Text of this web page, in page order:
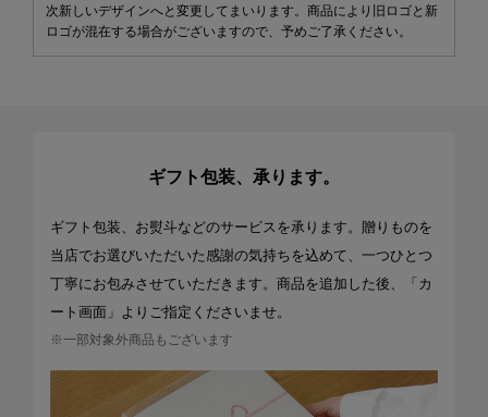
次新しいデザインへと変更してまいります。商品により旧ロゴと新
ロゴが混在する場合がございますので、予めご了承ください。
ギフト包装、承ります。
ギフト包装、お熨斗などのサービスを承ります。贈りものを
当店でお選びいただいた感謝の気持ちを込めて、一つひとつ
丁寧にお包みさせていただきます。商品を追加した後、「カ
ート画面」よりご指定くださいませ。
※一部対象外商品もございます